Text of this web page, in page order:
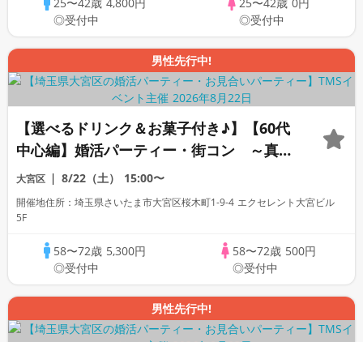
◎受付中
◎受付中
男性先行中!
【選べるドリンク＆お菓子付き♪】【60代
中心編】婚活パーティー・街コン ～真剣
な出会い～
大宮区 8/22（土） 15:00〜
開催地住所：埼玉県さいたま市大宮区桜木町1-9-4 エクセレント大宮ビル
5F
58〜72歳 5,300円
◎受付中
58〜72歳 500円
◎受付中
男性先行中!